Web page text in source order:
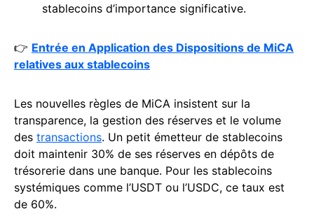
stablecoins d’importance significative.
👉 Entrée en Application des Dispositions de MiCA
relatives aux stablecoins
Les nouvelles règles de MiCA insistent sur la
transparence, la gestion des réserves et le volume
des transactions. Un petit émetteur de stablecoins
doit maintenir 30% de ses réserves en dépôts de
trésorerie dans une banque. Pour les stablecoins
systémiques comme l’USDT ou l’USDC, ce taux est
de 60%.